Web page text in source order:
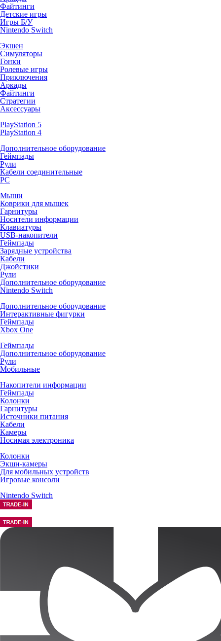
Файтинги
Детские игры
Игры Б/У
Nintendo Switch
Экшен
Симуляторы
Гонки
Ролевые игры
Приключения
Аркады
Файтинги
Стратегии
Аксессуары
PlayStation 5
PlayStation 4
Дополнительное оборудование
Геймпады
Рули
Кабели соединительные
PC
Мыши
Коврики для мышек
Гарнитуры
Носители информации
Клавиатуры
USB-накопители
Геймпады
Зарядные устройства
Кабели
Джойстики
Рули
Дополнительное оборудование
Nintendo Switch
Дополнительное оборудование
Интерактивные фигурки
Геймпады
Xbox One
Геймпады
Дополнительное оборудование
Рули
Мобильные
Накопители информации
Геймпады
Колонки
Гарнитуры
Источники питания
Кабели
Камеры
Носимая электроника
Колонки
Экшн-камеры
Для мобильных устройств
Игровые консоли
Nintendo Switch